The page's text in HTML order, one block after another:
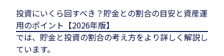
投資にいくら回すべき？貯金との割合の目安と資産運
用のポイント【2026年版】
では、貯金と投資の割合の考え方をより詳しく解説し
ています。